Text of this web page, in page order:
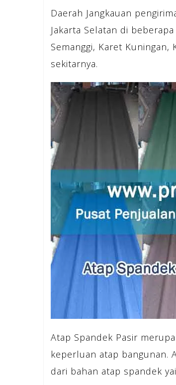
Daerah Jangkauan
Jakarta Selatan di
Semanggi, Karet
sekitarnya.
Atap Spandek Pasir
keperluan atap bangunan.
dari bahan atap spandek